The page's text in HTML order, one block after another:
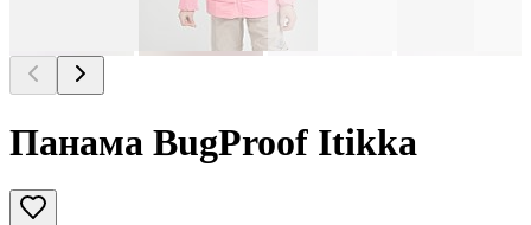
Панама BugProof Itikka